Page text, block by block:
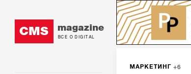
CMS magazine
ВСЕ О DIGITAL
МАРКЕТИНГ 6